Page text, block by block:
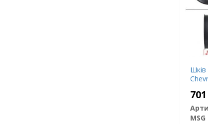
701
MSG